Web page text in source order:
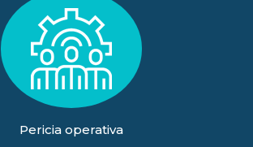
Pericia operativa